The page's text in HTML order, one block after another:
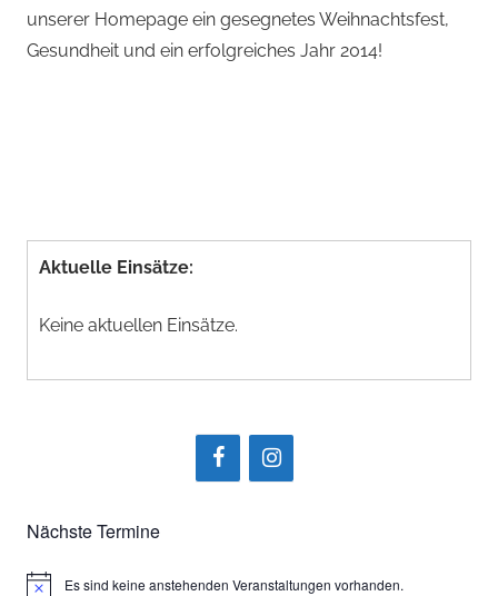
unserer Homepage ein gesegnetes Weihnachtsfest,
Gesundheit und ein erfolgreiches Jahr 2014!
Aktuelle Einsätze:
Keine aktuellen Einsätze.
Nächste Termine
HinweisEs sind keine anstehenden Veranstaltungen vorhanden.